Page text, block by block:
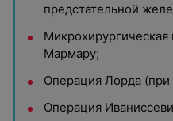
предстательной
Мармару;
Операция Лорда (при
Операция